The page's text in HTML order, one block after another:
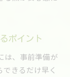
ポイント
は、事前準備が
きるだけ早く